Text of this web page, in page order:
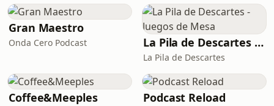
Gran Maestro
Onda Cero Podcast La Pila de Descartes - Juegos de Mesa
La Pila de Descartes
Coffee&Meeples Podcast Reload